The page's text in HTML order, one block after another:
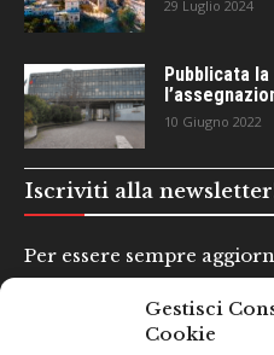
Gestisci
Cookie
29 Luglio 2024
Pubblicata
10 Giugno 2022
Iscriviti alla
Per essere sempre